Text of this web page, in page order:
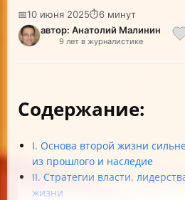
📅10 июня 2025⏱6 минут
автор: Анатолий Малинин
9 лет в журналистике
Содержание:
I. Основа второй жизни
из прошлого и наследие
II. Стратегии власти,
жизни